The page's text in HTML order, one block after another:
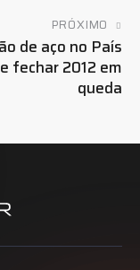
PRÓXIMO
de aço no País
fechar 2012 em
queda